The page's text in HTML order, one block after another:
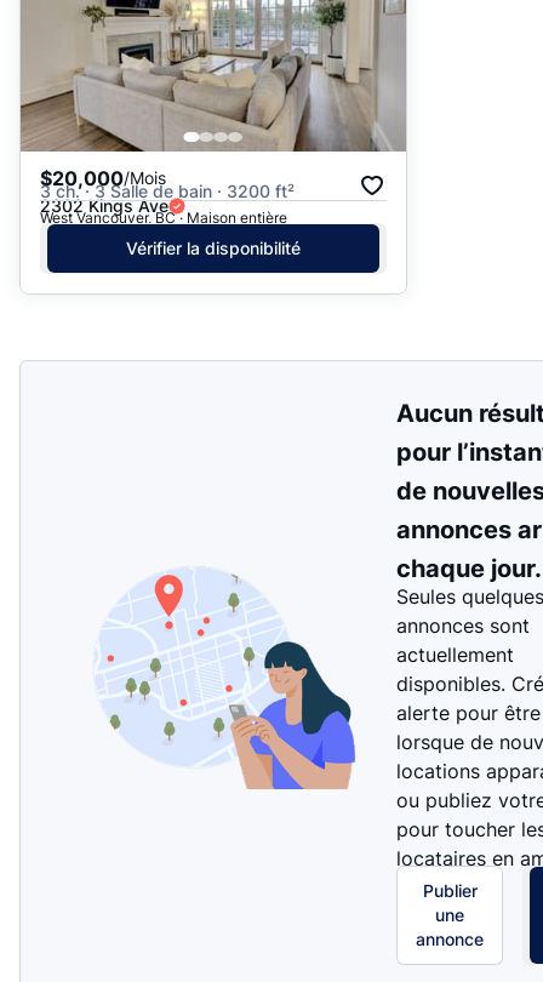
$20,000/Mois
3 ch. · 3 Salle de bain · 3200 ft²
2302 Kings Ave
West Vancouver, BC · Maison entière
Vérifier la disponibilité
Aucun
pour
de
annonces
chaque jour.
Seules quelques
annonces sont
actuellement
disponibles.
alerte pour
lorsque de
locations
ou publiez
pour toucher
locataires en
Publier
une
annonce